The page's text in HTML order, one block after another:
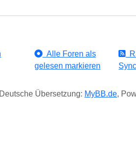
Alle Foren als
gelesen markieren
Deutsche Übersetzung: MyBB.de,